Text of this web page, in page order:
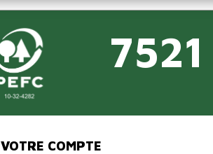
7521
VOTRE COMPTE